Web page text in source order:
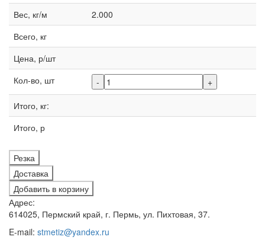
Вес, кг/м
2.000
Всего, кг
Цена, р/шт
Кол-во, шт
-
+
Итого, кг:
Итого, р
Резка
Доставка
Добавить в корзину
Адрес:
614025, Пермский край, г. Пермь, ул. Пихтовая, 37.
E-mail: stmetiz@yandex.ru